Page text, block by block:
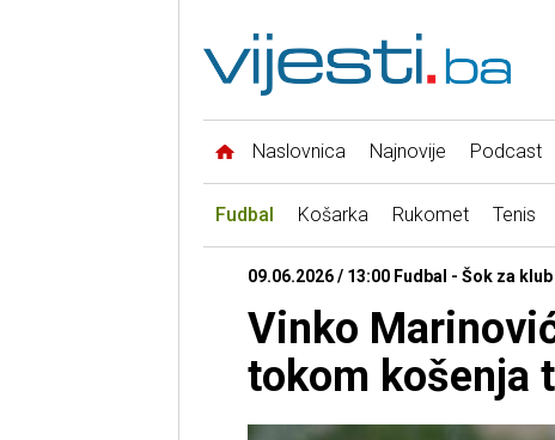
Naslovnica Najnovije Podcast
Fudbal Košarka Rukomet Tenis
09.06.2026 / 13:00 Fudbal - Šok za klub
Vinko
tokom košenja